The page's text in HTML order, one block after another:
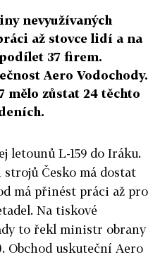
nevyužívaných
až stovce lidí a na
37 firem.
Aero Vodochody.
mělo zůstat 24 těchto
letounů L-159 do Iráku.
strojů Česko má dostat
má přinést práci až pro
Na tiskové
to řekl ministr obrany
Obchod uskuteční Aero